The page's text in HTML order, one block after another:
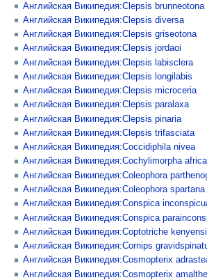
Английская Википедия:Clepsis brunneotona
Английская Википедия:Clepsis diversa
Английская Википедия:Clepsis griseotona
Английская Википедия:Clepsis jordaoi
Английская Википедия:Clepsis labisclera
Английская Википедия:Clepsis longilabis
Английская Википедия:Clepsis microceria
Английская Википедия:Clepsis paralaxa
Английская Википедия:Clepsis pinaria
Английская Википедия:Clepsis trifasciata
Английская Википедия:Coccidiphila nivea
Английская Википедия:Cochylimorpha
Английская Википедия:Coleophora
Английская Википедия:Coleophora spartana
Английская Википедия:Conspica
Английская Википедия:Conspica
Английская Википедия:Coptotriche
Английская Википедия:Cornips
Английская Википедия:Cosmopterix
Английская Википедия:Cosmopterix